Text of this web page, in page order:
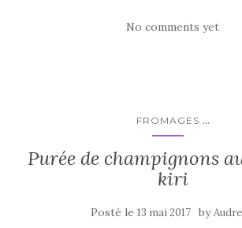
No comments yet
FROMAGES ...
Purée de champignons
kiri
Posté le 13 mai 2017 by